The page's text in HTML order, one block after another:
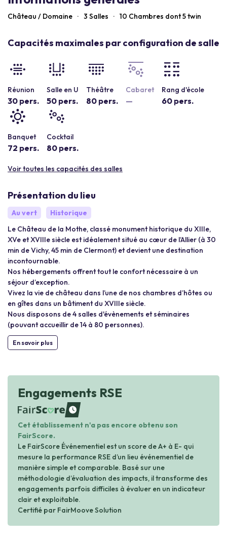
Château / Domaine · 3 Salles · 10 Chambres dont 5 twin
Capacités maximales par configuration de salle
Réunion
30 pers.
Salle en U
50 pers.
Théâtre
80 pers.
Cabaret
—
Rang d'école
60 pers.
Banquet
72 pers.
Cocktail
80 pers.
Voir toutes les capacités des salles
Présentation du lieu
Au vert
Historique
Le Château de la Mothe, classé monument historique du XIIIe,
XVe et XVIIIe siècle est idéalement situé au cœur de l’Allier (à 30
min de Vichy, 45 min de Clermont) et devient une destination
incontournable.
Nos hébergements offrent tout le confort nécessaire à un
séjour d’exception.
Vivez la vie de château dans l’une de nos chambres d’hôtes ou
en gîtes dans un bâtiment du XVIIIe siècle.
Nous disposons de 4 salles d'évènements et séminaires
(pouvant accueillir de 14 à 80 personnes).
En savoir plus
Engagements RSE
waiting
Cet établissement n'a pas encore obtenu son
FairScore.
Le FairScore Événementiel est un score de A+ à E- qui
mesure la performance RSE d’un lieu événementiel de
manière simple et comparable. Basé sur une
méthodologie d’évaluation des impacts, il transforme des
engagements parfois difficiles à évaluer en un indicateur
clair et exploitable.
Certifié par FairMoove Solution